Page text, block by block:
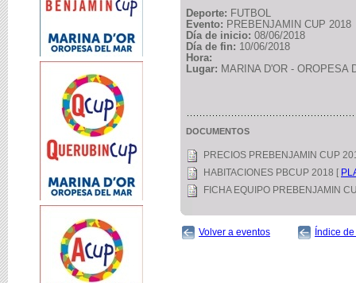
Deporte: FUTBOL
Evento: PREBENJAMIN CUP
Día de inicio: 08/06/2018
Día de fin: 10/06/2018
Hora:
Lugar: MARINA D'OR - OROPESA
DOCUMENTOS
PRECIOS PREBENJAMIN CUP
HABITACIONES PBCUP 2018 [
FICHA EQUIPO PREBENJAMIN
Volver a eventos Índice